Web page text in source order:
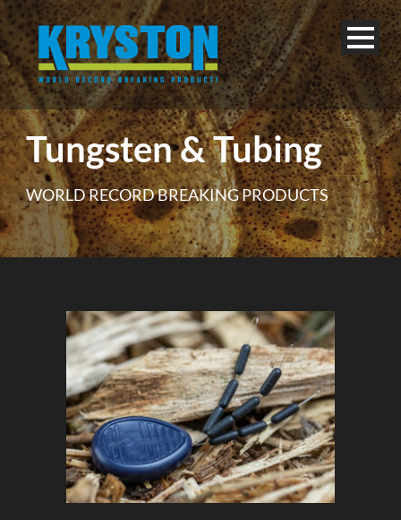
Deutsch
Tungsten & Tubing
WORLD RECORD BREAKING PRODUCTS